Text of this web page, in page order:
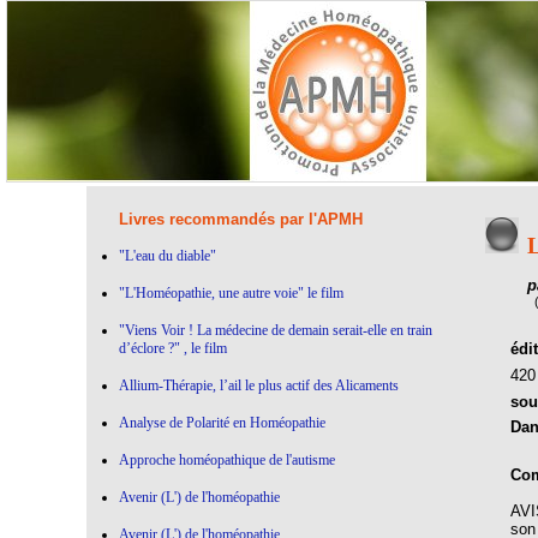
Livres recommandés par l'APMH
"L'eau du diable"
"L'Homéopathie, une autre voie" le film
"Viens Voir ! La médecine de demain serait-elle en train
d’éclore ?" , le film
Allium-Thérapie, l’ail le plus actif des Alicaments
Analyse de Polarité en Homéopathie
Approche homéopathique de l'autisme
Avenir (L') de l'homéopathie
Avenir (L') de l'homéopathie